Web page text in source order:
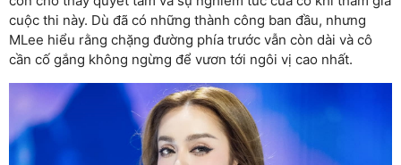
cuộc thi này. Dù đã có những thành công ban đầu, nhưng
MLee hiểu rằng chặng đường phía trước vẫn còn dài và cô
cần cố gắng không ngừng để vươn tới ngôi vị cao nhất.